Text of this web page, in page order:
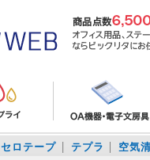
セロテープ テプラ 空気